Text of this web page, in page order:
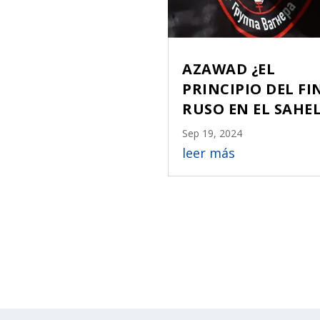
AZAWAD ¿EL
PRINCIPIO DEL
RUSO EN EL
Sep 19, 2024
leer más